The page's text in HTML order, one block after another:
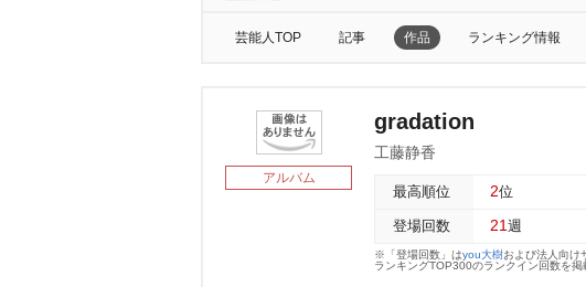
芸能人TOP 記事 作品 ランキング情報
アルバム
gradation
工藤静香
最高順位 2位
登場回数 21 週
※「登場回数」はyou大樹および法人向け
ランキングTOP300のランクイン回数を掲